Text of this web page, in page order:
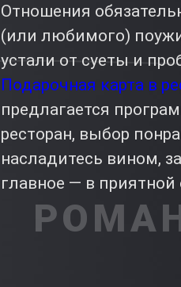
Отношения
(или любимого)
устали от суеты и
Подарочная карта в
предлагается
ресторан, выбор
насладитесь вином,
главное — в